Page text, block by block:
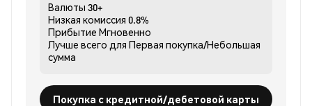
Валюты 30+
Низкая комиссия 0.8%
Прибытие Мгновенно
Лучше всего для Первая покупка/Небольшая
сумма
Покупка с кредитной/дебетовой карты